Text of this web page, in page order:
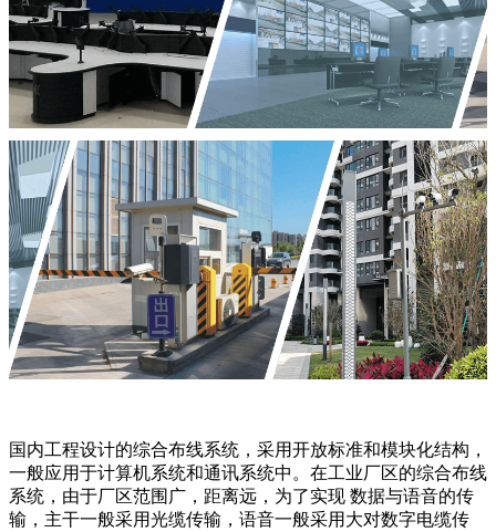
国内工程设计的综合布线系统，采用开放标准和模块化结构，
一般应用于计算机系统和通讯系统中。在工业厂区的综合布线
系统，由于厂区范围广，距离远，为了实现 数据与语音的传
输，主干一般采用光缆传输，语音一般采用大对数字电缆传